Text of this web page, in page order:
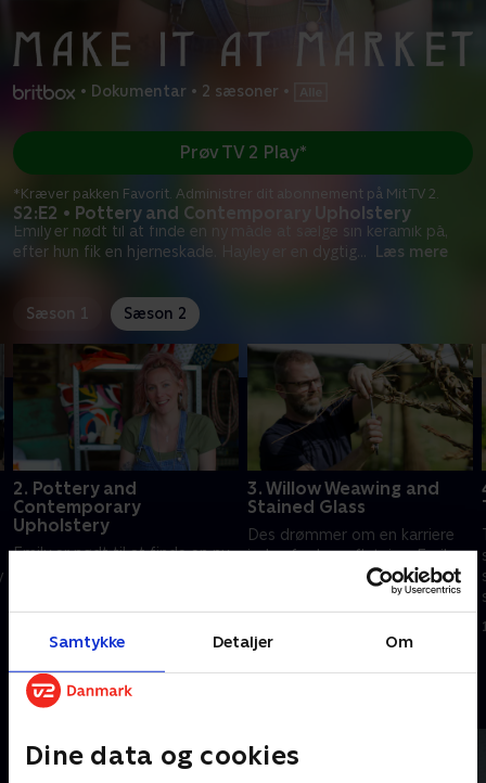
Samtykke Detaljer Om
Dine data og cookies
• Dokumentar • 2 sæsoner •
S2:E2 • Pottery and Contemporary Upholstery
Emily er nødt til at finde en ny måde at sælge sin keramik på,
efter hun fik en hjerneskade. Hayley er en dygtig
Læs mere
Prøv TV 2 Play*
*Kræver pakken Favorit. Administrer dit abonnement på Mit TV 2.
Sæson 1 Sæson 2
2. Pottery and
Contemporary
Upholstery
Emily er nødt til at finde en ny
Hayley er en dygtig
møbelpolstrer, men skiller sig
ikke nok ud.
10. april 2024 • 45 min
3. Willow Weawing and
Stained Glass
Des drømmer om en karriere
inden for kurvefletning. Emily
arbejder med glasmaleri og
lider af bedragersyndrom, og
det hæmmer hende.
Andre så også